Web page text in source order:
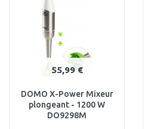
55,99 €
DOMO X-Power Mixeur
plongeant - 1200 W
DO9298M